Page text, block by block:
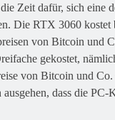
Zeit dafür, sich eine
Die RTX 3060 kostet
von Bitcoin und
gekostet,
von Bitcoin und
ausgehen, dass die